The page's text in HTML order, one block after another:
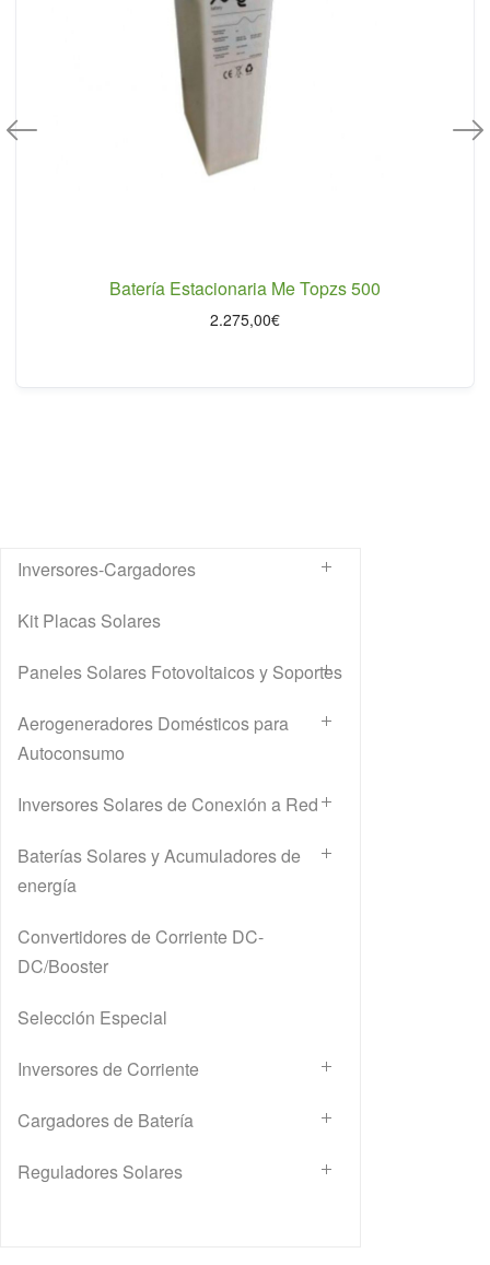
Batería Estacionaria Me Topzs 500
2.275,00€
Inversores-Cargadores
Kit Placas Solares
Paneles Solares Fotovoltaicos y Soportes
Aerogeneradores Domésticos para
Autoconsumo
Inversores Solares de Conexión a Red
Baterías Solares y Acumuladores de
energía
Convertidores de Corriente DC-
DC/Booster
Selección Especial
Inversores de Corriente
Cargadores de Batería
Reguladores Solares